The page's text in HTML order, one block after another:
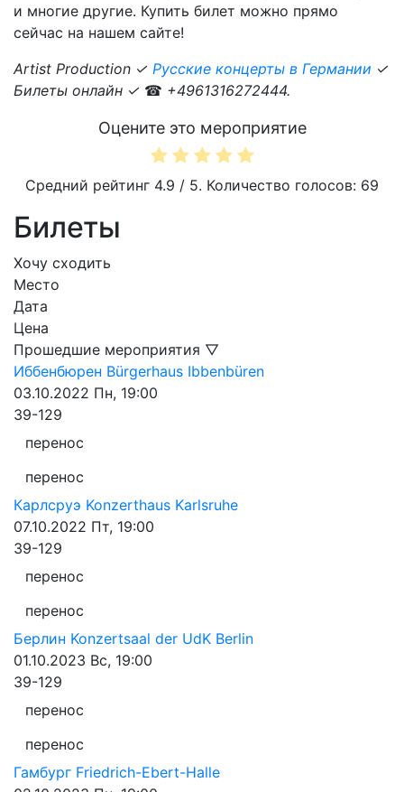
и многие другие. Купить билет можно прямо
сейчас на нашем сайте!
Artist Production ✓ Русские концерты в Германии ✓
Билеты онлайн ✓ ☎ +4961316272444.
Оцените это мероприятие
Средний рейтинг 4.9 / 5. Количество голосов: 69
Билеты
Хочу сходить
Место
Дата
Цена
Прошедшие мероприятия ▽
Иббенбюрен Bürgerhaus Ibbenbüren
03.10.2022 Пн, 19:00
39-129
перенос
перенос
Карлсруэ Konzerthaus Karlsruhe
07.10.2022 Пт, 19:00
39-129
перенос
перенос
Берлин Konzertsaal der UdK Berlin
01.10.2023 Вс, 19:00
39-129
перенос
перенос
Гамбург Friedrich-Ebert-Halle